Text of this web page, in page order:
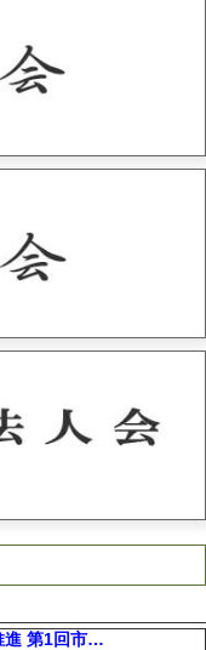
進 第1回市…